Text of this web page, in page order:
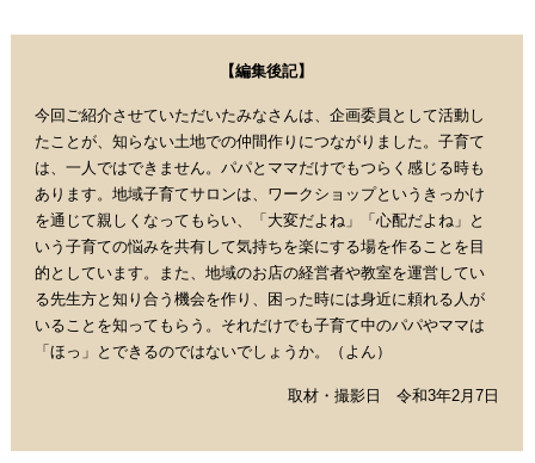
【編集後記】
今回ご紹介させていただいたみなさんは、企画委員として活動し
たことが、知らない土地での仲間作りにつながりました。子育て
は、一人ではできません。パパとママだけでもつらく感じる時も
あります。地域子育てサロンは、ワークショップというきっかけ
を通じて親しくなってもらい、「大変だよね」「心配だよね」と
いう子育ての悩みを共有して気持ちを楽にする場を作ることを目
的としています。また、地域のお店の経営者や教室を運営してい
る先生方と知り合う機会を作り、困った時には身近に頼れる人が
いることを知ってもらう。それだけでも子育て中のパパやママは
「ほっ」とできるのではないでしょうか。
（よん）
取材・撮影日 令和3年2月7日